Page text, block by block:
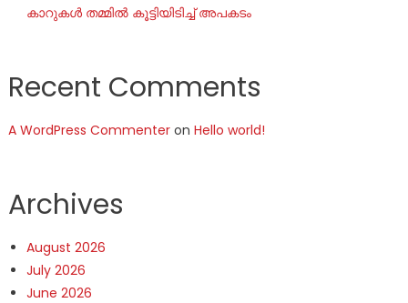
കാറുകൾ തമ്മിൽ കൂട്ടിയിടിച്ച് അപകടം
Recent Comments
A WordPress Commenteron Hello world!
Archives
August 2026
July 2026
June 2026